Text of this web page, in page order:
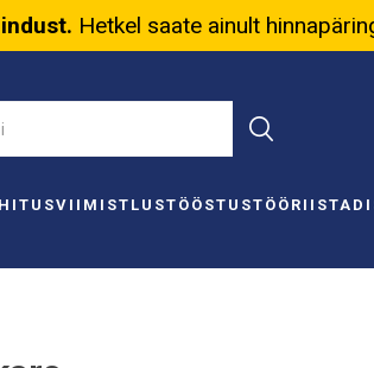
Hetkel saate ainult
VIIMISTLUSTÖÖSTUSTÖÖRIISTAD